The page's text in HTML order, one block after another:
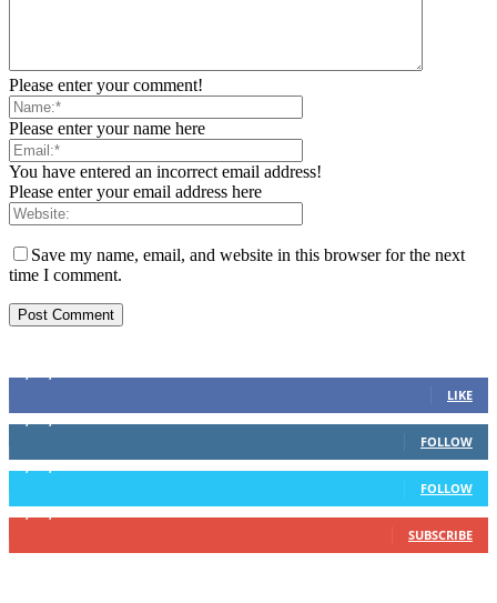
Please enter your comment!
Please enter your name here
You have entered an incorrect email address!
Please enter your email address here
Save my name, email, and website in this browser for the next
time I comment.
LIKE
FOLLOW
FOLLOW
SUBSCRIBE